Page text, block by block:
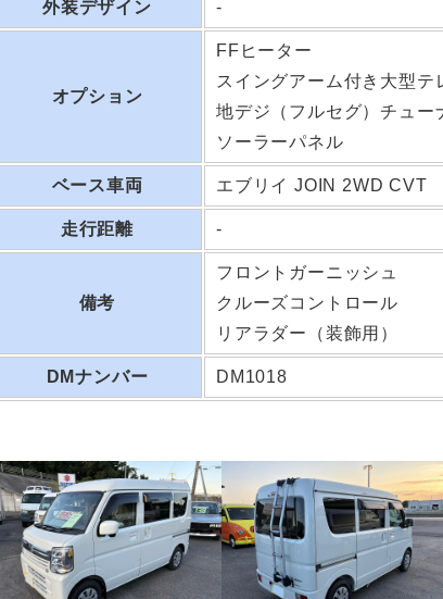
外装デザイン -
オプション
FFヒーター
スイングアーム付き大型テ
地デジ（フルセグ）チュー
ソーラーパネル
ベース車両 エブリイ JOIN 2WD CVT
走行距離 -
備考
フロントガーニッシュ
クルーズコントロール
リアラダー（装飾用）
DMナンバー DM1018